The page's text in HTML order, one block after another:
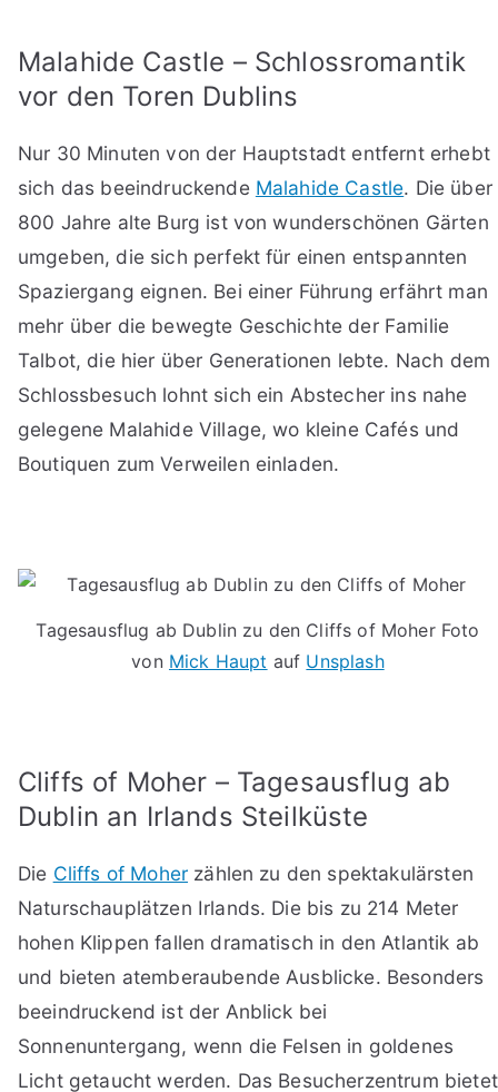
Malahide Castle – Schlossromantik
vor den Toren Dublins
Nur 30 Minuten von der Hauptstadt entfernt erhebt
sich das beeindruckende Malahide Castle. Die über
800 Jahre alte Burg ist von wunderschönen Gärten
umgeben, die sich perfekt für einen entspannten
Spaziergang eignen. Bei einer Führung erfährt man
mehr über die bewegte Geschichte der Familie
Talbot, die hier über Generationen lebte. Nach dem
Schlossbesuch lohnt sich ein Abstecher ins nahe
gelegene Malahide Village, wo kleine Cafés und
Boutiquen zum Verweilen einladen.
Tagesausflug ab Dublin zu den Cliffs of Moher Foto
von Mick Haupt auf Unsplash
Cliffs of Moher – Tagesausflug ab
Dublin an Irlands Steilküste
Die Cliffs of Moher zählen zu den spektakulärsten
Naturschauplätzen Irlands. Die bis zu 214 Meter
hohen Klippen fallen dramatisch in den Atlantik ab
und bieten atemberaubende Ausblicke. Besonders
beeindruckend ist der Anblick bei
Sonnenuntergang, wenn die Felsen in goldenes
Licht getaucht werden. Das Besucherzentrum bietet